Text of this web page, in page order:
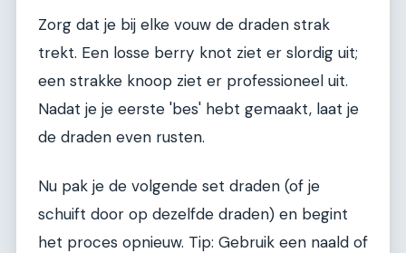
Zorg dat je bij elke vouw de draden strak
trekt. Een losse berry knot ziet er slordig uit;
een strakke knoop ziet er professioneel uit.
Nadat je je eerste 'bes' hebt gemaakt, laat je
de draden even rusten.
Nu pak je de volgende set draden (of je
schuift door op dezelfde draden) en begint
het proces opnieuw. Tip: Gebruik een naald of